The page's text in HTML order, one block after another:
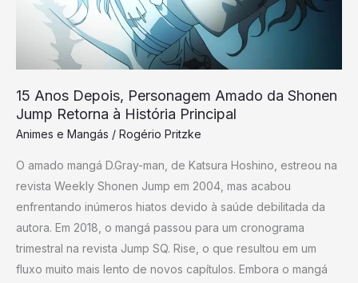
15 Anos Depois, Personagem Amado da Shonen
Jump Retorna à História Principal
Animes e Mangás / Rogério Pritzke
O amado mangá D.Gray-man, de Katsura Hoshino, estreou na
revista Weekly Shonen Jump em 2004, mas acabou
enfrentando inúmeros hiatos devido à saúde debilitada da
autora. Em 2018, o mangá passou para um cronograma
trimestral na revista Jump SQ. Rise, o que resultou em um
fluxo muito mais lento de novos capítulos. Embora o mangá
Shonen
Retorna
História
Principal